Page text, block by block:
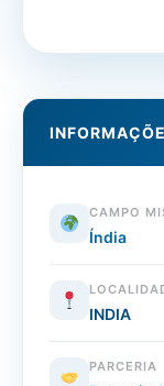
CAMPO
Índia
INDIA
PARCERIA